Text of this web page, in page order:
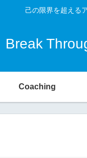
己の限界を超える
Break
Coaching